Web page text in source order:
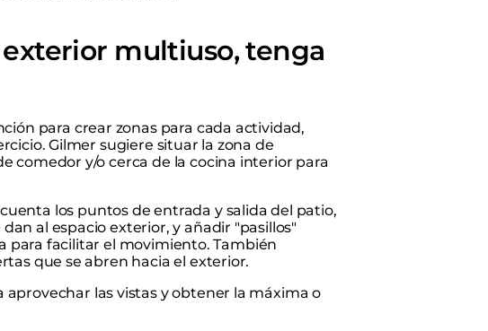
multiuso, tenga
para crear zonas para cada actividad,
Gilmer sugiere situar la zona de
comedor y/o cerca de la cocina interior para
los puntos de entrada y salida del patio,
al espacio exterior, y añadir "pasillos"
para facilitar el movimiento. También
que se abren hacia el exterior.
aprovechar las vistas y obtener la máxima o